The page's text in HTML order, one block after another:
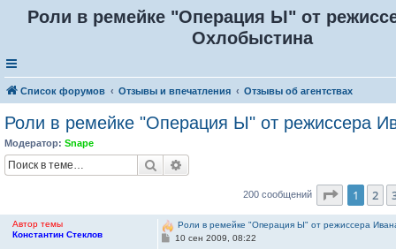
Роли в ремейке "Операция Ы" от
Охлобыстина
Список форумов Отзывы и впечатления Отзывы об агентствах
Роли в ремейке "Операция Ы" от режиссера
Модератор: Snape
Поиск
200 сообщений 1 2
Автор темы
Константин Стеклов
Роли в ремейке "Операция Ы" от режиссера
С10 сен 2009, 08:22